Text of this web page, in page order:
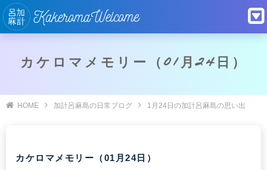
カケロマメモリー（01月24日）
HOME 加計呂麻島の日常ブログ 1月24日の加計呂麻島の思い出
カケロマメモリー（01月24日）